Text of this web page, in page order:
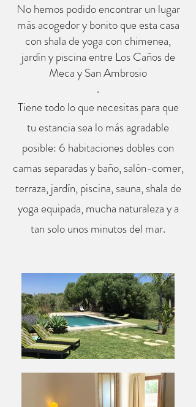
No hemos podido encontrar un lugar
más acogedor y bonito que esta casa
con shala de yoga con chimenea,
jardín y piscina entre Los Caños de
Meca y San Ambrosio
.
Tiene todo lo que necesitas para que
tu estancia sea lo más agradable
posible: 6 habitaciones dobles con
camas separadas y baño, salón-comer,
terraza, jardín, piscina, sauna, shala de
yoga equipada, mucha naturaleza y a
tan solo unos minutos del mar.